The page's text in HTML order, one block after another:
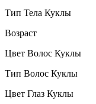
Тип Тела Куклы
Возраст
Цвет Волос Куклы
Тип Волос Куклы
Цвет Глаз Куклы